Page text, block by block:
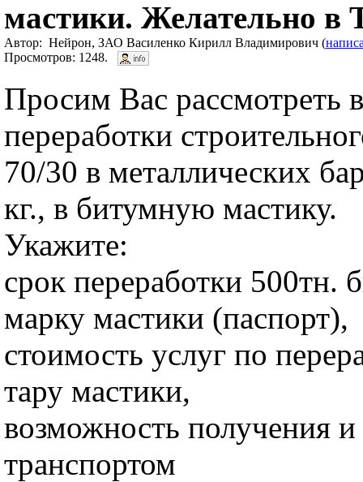
мастики. Желательно в
Автор: Нейрон, ЗАО Василенко Кирилл Владимирович (
Просмотров: 1248.
Просим Вас рассмотреть
переработки
70/30 в металлических
кг., в битумную мастику.
Укажите:
срок переработки 500тн.
марку мастики (паспорт),
стоимость услуг по
тару мастики,
возможность получения
транспортом